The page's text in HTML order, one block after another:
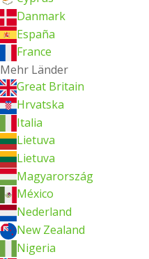
Danmark
España
France
Mehr Länder
Great Britain
Hrvatska
Italia
Lietuva
Lietuva
Magyarország
México
Nederland
New Zealand
Nigeria